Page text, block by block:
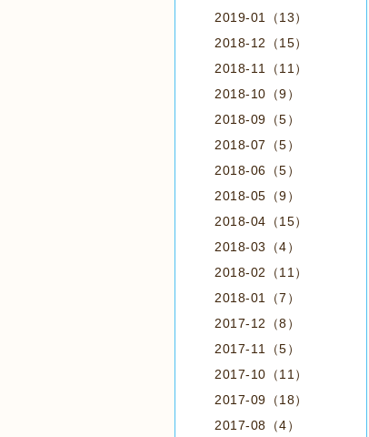
2019-01（13）
2018-12（15）
2018-11（11）
2018-10（9）
2018-09（5）
2018-07（5）
2018-06（5）
2018-05（9）
2018-04（15）
2018-03（4）
2018-02（11）
2018-01（7）
2017-12（8）
2017-11（5）
2017-10（11）
2017-09（18）
2017-08（4）